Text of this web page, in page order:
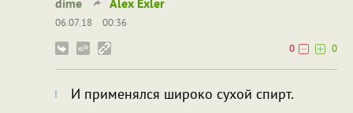
06.07.18
00:36
0
0
И применялся широко сухой спирт.